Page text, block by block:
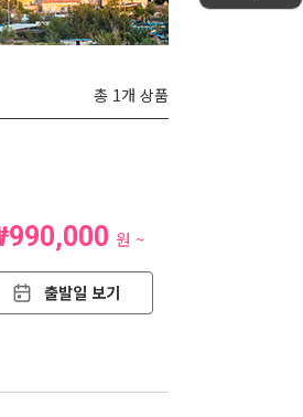
총 1개 상품
여행
원 ~
출발일 보기